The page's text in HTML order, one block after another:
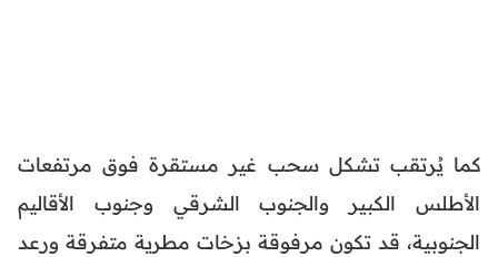
كما يُرتقب تشكل سحب غير مستقرة فوق مرتفعات
الأطلس الكبير والجنوب الشرقي وجنوب الأقاليم
الجنوبية، قد تكون مرفوقة بزخات مطرية متفرقة ورعد